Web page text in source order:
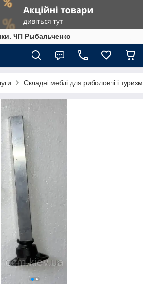
ЧП Рыбальченко
Складні меблі для риболовлі і